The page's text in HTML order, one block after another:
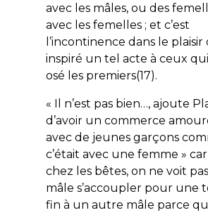
avec les mâles, ou des
avec les femelles; et c’est
l’incontinence dans le plaisir
inspiré un tel acte à ceux
osé les premiers(17).
« Il n’est pas bien…, ajoute
d’avoir un commerce
avec de jeunes garçons
c’était avec une femme » car
chez les bêtes, on ne voit
mâle s’accoupler pour une
fin à un autre mâle parce